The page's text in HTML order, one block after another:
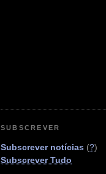
SUBSCREVER
Subscrever notícias (?)
Subscrever Tudo